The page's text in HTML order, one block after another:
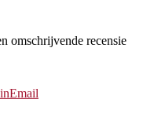
omschrijvende recensie
Email